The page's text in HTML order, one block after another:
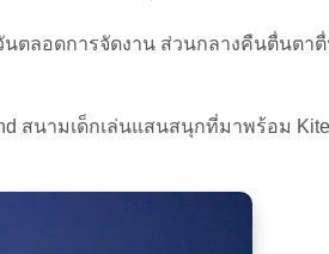
ตลอดการจัดงาน ส่วนกลางคืนตื่นตา
สนามเด็กเล่นแสนสนุกที่มาพร้อม